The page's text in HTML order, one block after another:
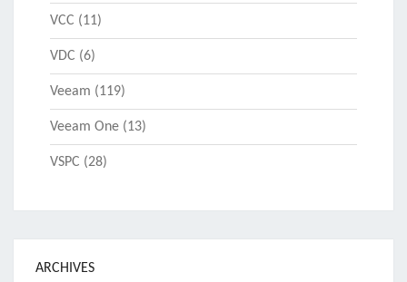
VCC (11)
VDC (6)
Veeam (119)
Veeam One (13)
VSPC (28)
ARCHIVES